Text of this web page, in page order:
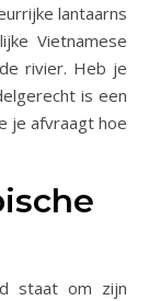
lantaarns
Vietnamese
rivier. Heb je
is een
je afvraagt hoe
staat om zijn